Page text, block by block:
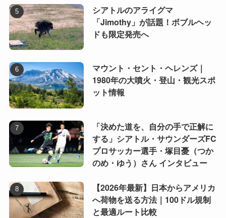
シアトルのアライグマ
「Jimothy」が話題！ボブルヘッ
ドも限定発売へ
マウント・セント・ヘレンズ｜
1980年の大噴火・登山・観光スポ
ット情報
「決めた道を、自分の手で正解に
する」シアトル・サウンダーズFC
プロサッカー選手・塚目憂（つか
のめ・ゆう）さん インタビュー
【2026年最新】日本からアメリカ
へ荷物を送る方法｜100ドル規制
と最適ルート比較